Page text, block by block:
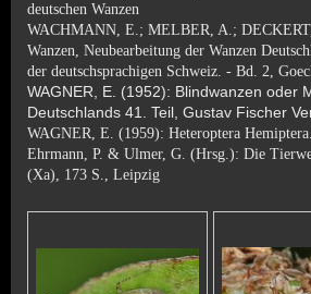
deutschen Wanzen
WACHMANN, E.; MELBER, A.;
Wanzen, Neubearbeitung der Wanzen
der deutschsprachigen Schweiz. - Bd. 2,
WAGNER, E. (1952): Blindwanzen oder
Deutschlands 41. Teil, Gustav Fischer
WAGNER, E. (1959): Heteroptera
Ehrmann, P. & Ulmer, G. (Hrsg.): Die
(Xa), 173 S., Leipzig